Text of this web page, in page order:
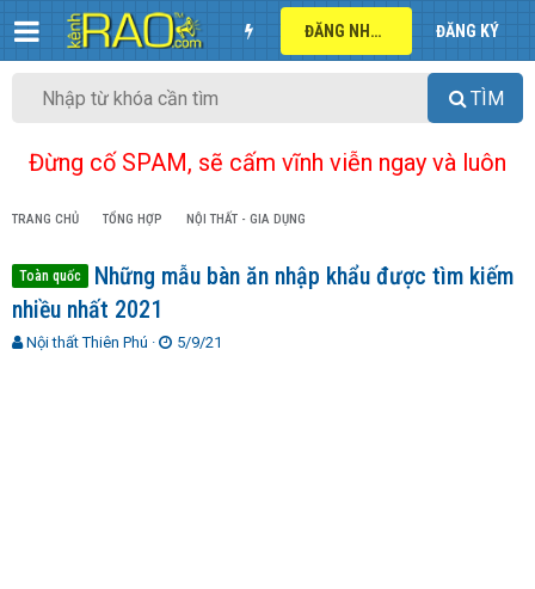
ĐĂNG NHẬP ĐĂNG KÝ
TÌM
Đừng cố SPAM, sẽ cấm vĩnh viễn ngay và luôn
TRANG CHỦ TỔNG HỢP NỘI THẤT - GIA DỤNG
Toàn quốc
Những mẫu bàn ăn nhập khẩu được tìm kiếm
nhiều nhất 2021
T
Nội thất Thiên Phú
N
5/9/21